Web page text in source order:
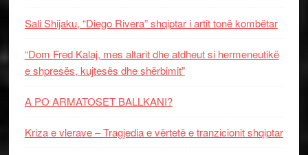
Sali Shijaku, “Diego Rivera” shqiptar i artit tonë kombëtar
“Dom Fred Kalaj, mes altarit dhe atdheut si hermeneutikë
e shpresës, kujtesës dhe shërbimit”
A PO ARMATOSET BALLKANI?
Kriza e vlerave – Tragjedia e vërtetë e tranzicionit shqiptar